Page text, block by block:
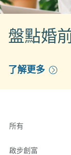
盤點婚
了解更多
所有
啟步創富